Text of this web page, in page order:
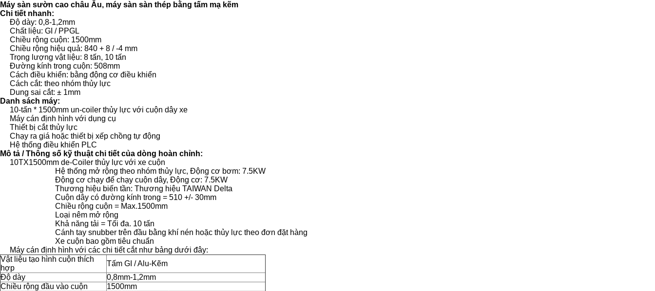
Máy sàn sườn cao châu Âu, máy sàn sàn thép bằng tấm mạ kẽm
Chi tiết nhanh:
Độ dày: 0,8-1,2mm
Chất liệu: GI / PPGL
Chiều rộng cuộn: 1500mm
Chiều rộng hiệu quả: 840 + 8 / -4 mm
Trọng lượng vật liệu: 8 tấn, 10 tấn
Đường kính trong cuộn: 508mm
Cách điều khiển: bằng động cơ điều khiển
Cách cắt: theo nhóm thủy lực
Dung sai cắt: ± 1mm
Danh sách máy:
10-tấn * 1500mm un-coiler thủy lực với cuộn dây xe
Máy cán định hình với dụng cụ
Thiết bị cắt thủy lực
Chạy ra giá hoặc thiết bị xếp chồng tự động
Hệ thống điều khiển PLC
Mô tả / Thông số kỹ thuật chi tiết của dòng hoàn chỉnh:
10TX1500mm de-Coiler thủy lực với xe cuộn
Hệ thống mở rộng theo nhóm thủy lực, Động cơ bơm: 7.5KW
Động cơ chạy để chạy cuộn dây, Động cơ: 7.5KW
Thương hiệu biến tần: Thương hiệu TAIWAN Delta
Cuộn dây có đường kính trong = 510 +/- 30mm
Chiều rộng cuộn = Max.1500mm
Loại nêm mở rộng
Khả năng tải = Tối đa. 10 tấn
Cánh tay snubber trên đầu bằng khí nén hoặc thủy lực theo đơn đặt hàng
Xe cuộn bao gồm tiêu chuẩn
Máy cán định hình với các chi tiết cắt như bảng dưới đây:
Vật liệu tạo hình cuộn thích
hợp
Tấm GI / Alu-Kẽm
Độ dày
0,8mm-1,2mm
Chiều rộng đầu vào cuộn
1500mm